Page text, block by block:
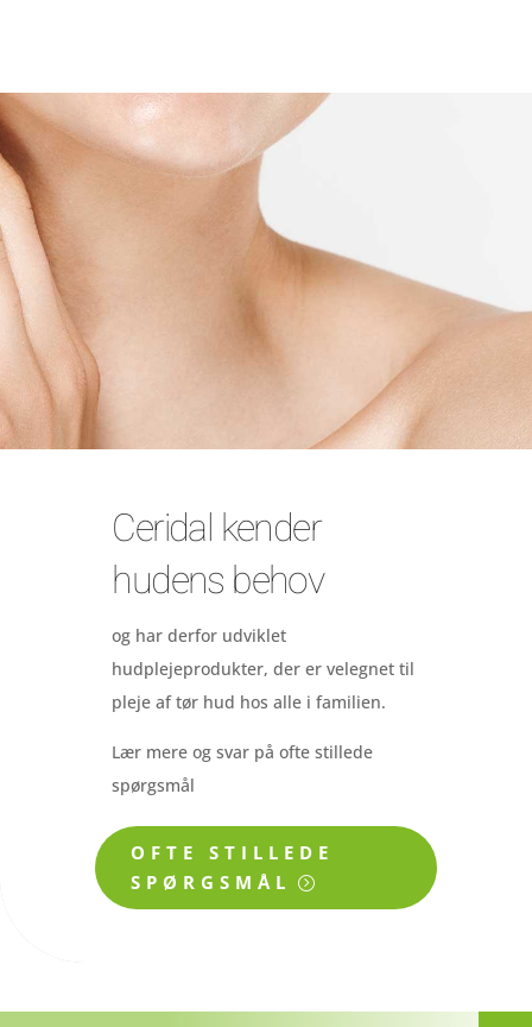
Ceridal kender
hudens behov
og har derfor udviklet
hudplejeprodukter, der er velegnet til
pleje af tør hud hos alle i familien.
Lær mere og svar på ofte stillede
spørgsmål
OFTE STILLEDE
SPØRGSMÅL